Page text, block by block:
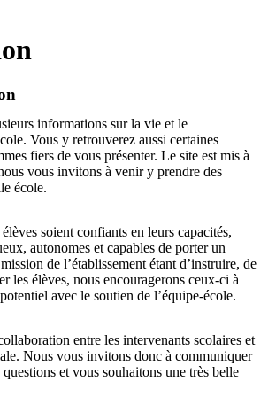
informations sur la vie et le
Vous y retrouverez aussi certaines
fiers de vous présenter. Le site est mis à
vous invitons à venir y prendre des
école.
soient confiants en leurs capacités,
autonomes et capables de porter un
de l’établissement étant d’instruire, de
les élèves, nous encouragerons ceux-ci à
avec le soutien de l’équipe-école.
entre les intervenants scolaires et
Nous vous invitons donc à communiquer
et vous souhaitons une très belle